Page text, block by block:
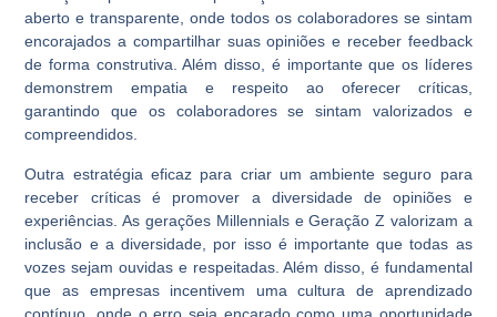
aberto e transparente, onde todos os colaboradores se sintam
encorajados a compartilhar suas opiniões e receber feedback
de forma construtiva. Além disso, é importante que os líderes
demonstrem empatia e respeito ao oferecer críticas,
garantindo que os colaboradores se sintam valorizados e
compreendidos.
Outra estratégia eficaz para criar um ambiente seguro para
receber críticas é promover a diversidade de opiniões e
experiências. As gerações Millennials e Geração Z valorizam a
inclusão e a diversidade, por isso é importante que todas as
vozes sejam ouvidas e respeitadas. Além disso, é fundamental
que as empresas incentivem uma cultura de aprendizado
contínuo, onde o erro seja encarado como uma oportunidade